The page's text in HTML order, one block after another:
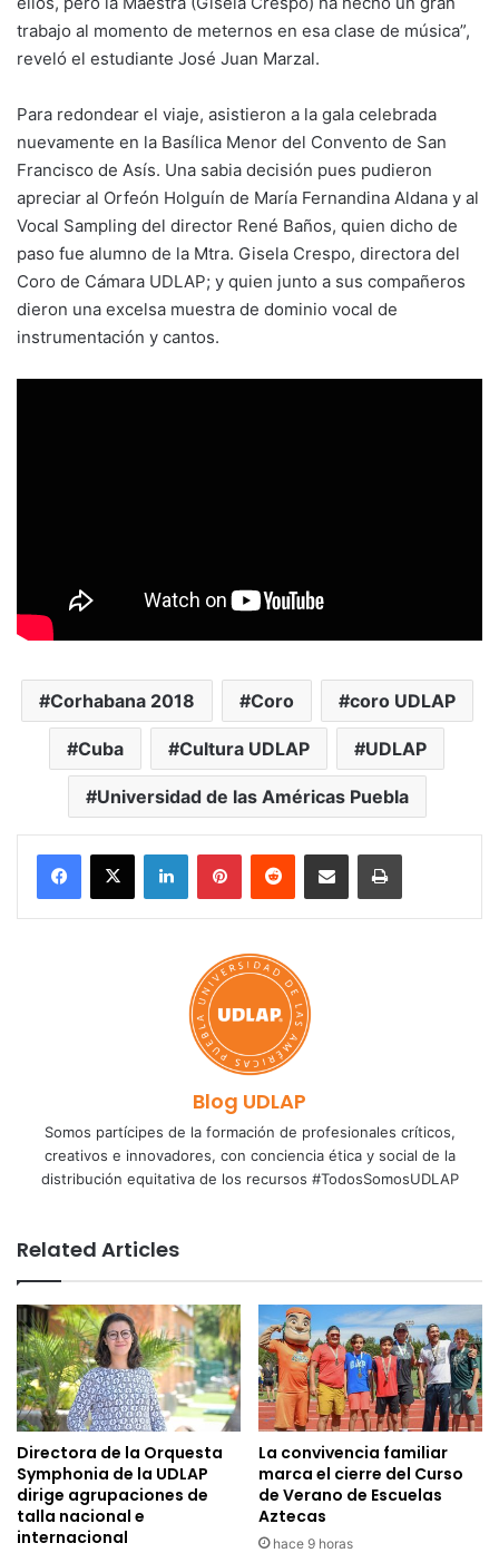
trabajo al momento de meternos en esa clase de música”,
reveló el estudiante José Juan Marzal.
Para redondear el viaje, asistieron a la gala celebrada
nuevamente en la Basílica Menor del Convento de San
Francisco de Asís. Una sabia decisión pues pudieron
apreciar al Orfeón Holguín de María Fernandina Aldana y al
Vocal Sampling del director René Baños, quien dicho de
paso fue alumno de la Mtra. Gisela Crespo, directora del
Coro de Cámara UDLAP; y quien junto a sus compañeros
dieron una excelsa muestra de dominio vocal de
instrumentación y cantos.
Corhabana 2018 Coro coro UDLAP
Cuba Cultura UDLAP UDLAP
Universidad de las Américas Puebla
LinkedInPinterestReddit Share via Email Print
Blog UDLAP
Somos partícipes de la formación de profesionales críticos,
creativos e innovadores, con conciencia ética y social de la
distribución equitativa de los recursos #TodosSomosUDLAP
Related Articles
Directora de la Orquesta
Symphonia de la UDLAP
dirige agrupaciones de
talla nacional e
internacional
La convivencia familiar
marca el cierre del Curso
de Verano de Escuelas
Aztecas
hace 9 horas